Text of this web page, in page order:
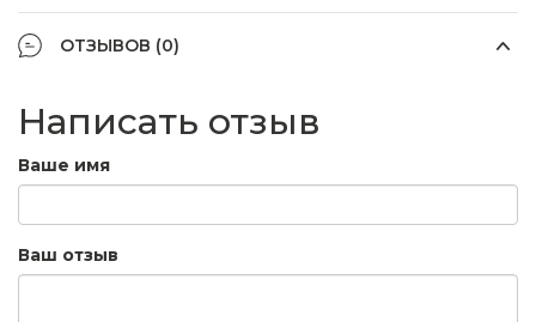
ОТЗЫВОВ (0)
Написать отзыв
Ваше имя
Ваш отзыв